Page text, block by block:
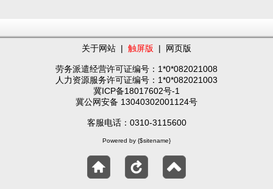
关于网站 | 触屏版 | 网页版
劳务派遣经营许可证编号：1*0*082021008
人力资源服务许可证编号：1*0*082021003
冀ICP备18017602号-1
冀公网安备 13040302001124号
客服电话：0310-3115600
Powered by {$sitename}